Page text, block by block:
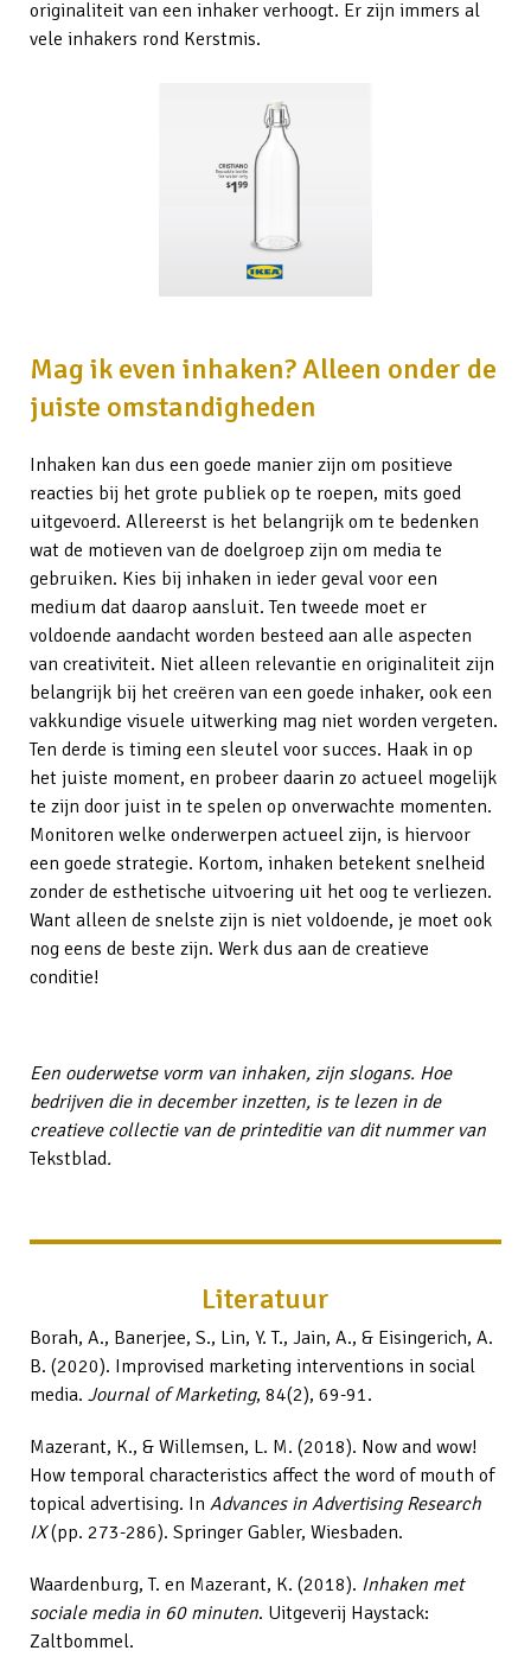
originaliteit van een inhaker verhoogt. Er zijn immers al
vele inhakers rond Kerstmis.
Mag ik even inhaken? Alleen onder de
juiste omstandigheden
Inhaken kan dus een goede manier zijn om positieve
reacties bij het grote publiek op te roepen, mits goed
uitgevoerd. Allereerst is het belangrijk om te bedenken
wat de motieven van de doelgroep zijn om media te
gebruiken. Kies bij inhaken in ieder geval voor een
medium dat daarop aansluit. Ten tweede moet er
voldoende aandacht worden besteed aan alle aspecten
van creativiteit. Niet alleen relevantie en originaliteit zijn
belangrijk bij het creëren van een goede inhaker, ook een
vakkundige visuele uitwerking mag niet worden vergeten.
Ten derde is timing een sleutel voor succes. Haak in op
het juiste moment, en probeer daarin zo actueel mogelijk
te zijn door juist in te spelen op onverwachte momenten.
Monitoren welke onderwerpen actueel zijn, is hiervoor
een goede strategie. Kortom, inhaken betekent snelheid
zonder de esthetische uitvoering uit het oog te verliezen.
Want alleen de snelste zijn is niet voldoende, je moet ook
nog eens de beste zijn. Werk dus aan de creatieve
conditie!
Een ouderwetse vorm van inhaken, zijn slogans. Hoe
bedrijven die in december inzetten, is te lezen in de
creatieve collectie van de printeditie van dit nummer van
Tekstblad.
Literatuur
Borah, A., Banerjee, S., Lin, Y. T., Jain, A., & Eisingerich, A.
B. (2020). Improvised marketing interventions in social
media. Journal of Marketing, 84(2), 69-91.
Mazerant, K., & Willemsen, L. M. (2018). Now and wow!
How temporal characteristics affect the word of mouth of
topical advertising. In Advances in Advertising Research
IX(pp. 273-286). Springer Gabler, Wiesbaden.
Waardenburg, T. en Mazerant, K. (2018). Inhaken met
sociale media in 60 minuten. Uitgeverij Haystack:
Zaltbommel.